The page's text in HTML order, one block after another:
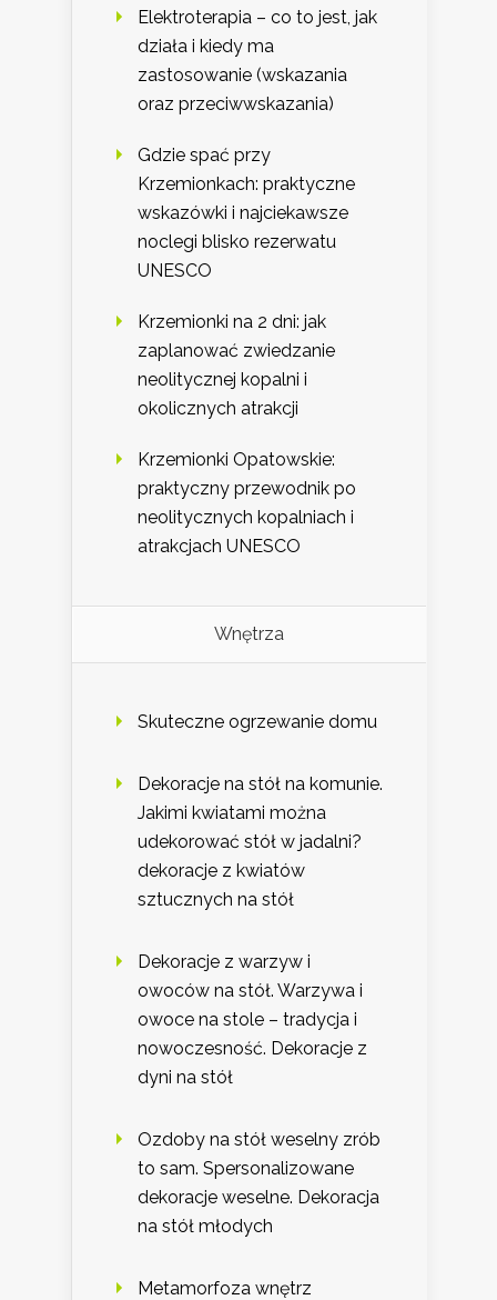
Elektroterapia – co to jest, jak
działa i kiedy ma
zastosowanie (wskazania
oraz przeciwwskazania)
Gdzie spać przy
Krzemionkach: praktyczne
wskazówki i najciekawsze
noclegi blisko rezerwatu
UNESCO
Krzemionki na 2 dni: jak
zaplanować zwiedzanie
neolitycznej kopalni i
okolicznych atrakcji
Krzemionki Opatowskie:
praktyczny przewodnik po
neolitycznych kopalniach i
atrakcjach UNESCO
Wnętrza
Skuteczne ogrzewanie domu
Dekoracje na stół na komunie.
Jakimi kwiatami można
udekorować stół w jadalni?
dekoracje z kwiatów
sztucznych na stół
Dekoracje z warzyw i
owoców na stół. Warzywa i
owoce na stole – tradycja i
nowoczesność. Dekoracje z
dyni na stół
Ozdoby na stół weselny zrób
to sam. Spersonalizowane
dekoracje weselne. Dekoracja
na stół młodych
Metamorfoza wnętrz